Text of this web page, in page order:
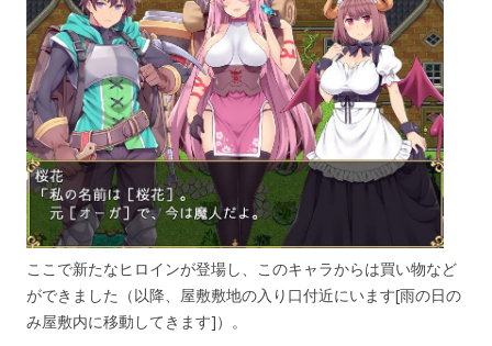
ここで新たなヒロインが登場し、このキャラからは買い物など
ができました（以降、屋敷敷地の入り口付近にいます[雨の日の
み屋敷内に移動してきます]）。